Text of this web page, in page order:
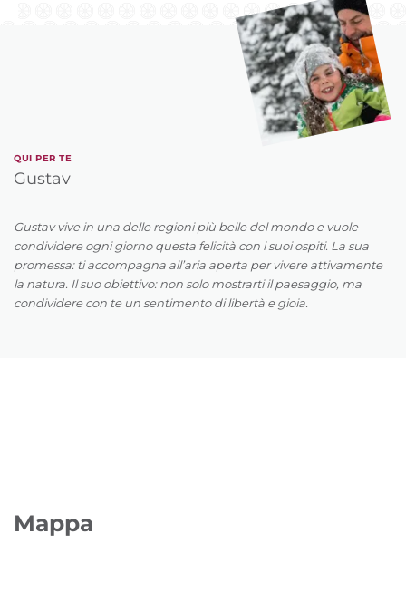
QUI PER TE
Gustav
Gustav vive in una delle regioni più belle del mondo e vuole
condividere ogni giorno questa felicità con i suoi ospiti. La sua
promessa: ti accompagna all’aria aperta per vivere attivamente
la natura. Il suo obiettivo: non solo mostrarti il paesaggio, ma
condividere con te un sentimento di libertà e gioia.
Mappa